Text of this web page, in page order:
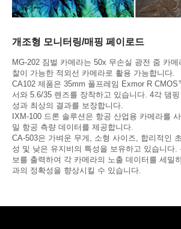
개조형 모니터링/매핑 페이로드
MG-202 짐벌 카메라는 50x 무손실 광전 줌 카
찰이 가능한 적외선 카메라로 활용 가능합니다.
CA102 제품은 35mm 풀프레임 Exmor R
서와 5.6/35 렌즈를 장착하고 있습니다. 4각 댐
성과 최상의 결과를 보장합니다.
IXM-100 드론 솔루션은 항공 산업용 카메라를
밀 항공 측량 데이터를 제공합니다.
CA-503은 가벼운 무게, 소형 사이즈, 합리적인
성 및 낮은 유지비의 특성을 보유하고 있습니다.
보를 출력하여 각 카메라의 노출 데이터를 세밀
과의 정확성을 향상시킬 수 있습니다.